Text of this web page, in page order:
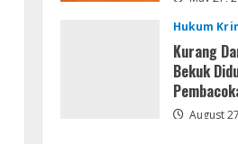
Hukum
Kurang
Bekuk
August